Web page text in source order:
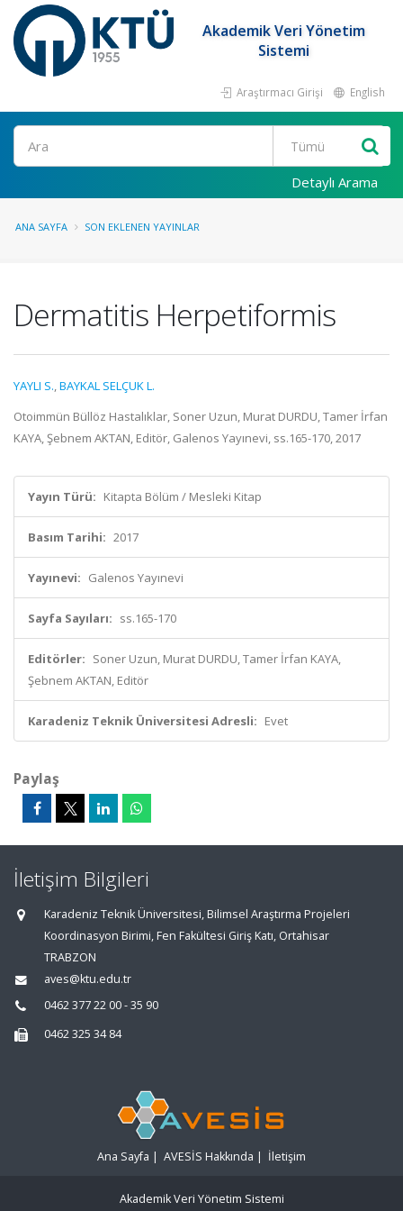
Akademik Veri Yönetim
Sistemi
Araştırmacı Girişi English
Ara
Detaylı Arama
ANA SAYFA SON EKLENEN YAYINLAR
Dermatitis Herpetiformis
YAYLI S.,BAYKAL SELÇUK L.
Otoimmün Büllöz Hastalıklar, Soner Uzun, Murat DURDU, Tamer İrfan
KAYA, Şebnem AKTAN, Editör, Galenos Yayınevi, ss.165-170, 2017
Yayın Türü: Kitapta Bölüm / Mesleki Kitap
Basım Tarihi: 2017
Yayınevi: Galenos Yayınevi
Sayfa Sayıları: ss.165-170
Editörler: Soner Uzun, Murat DURDU, Tamer İrfan KAYA,
Şebnem AKTAN, Editör
Karadeniz Teknik Üniversitesi Adresli: Evet
Paylaş
İletişim Bilgileri
Karadeniz Teknik Üniversitesi, Bilimsel Araştırma Projeleri
Koordinasyon Birimi, Fen Fakültesi Giriş Katı, Ortahisar
TRABZON
aves@ktu.edu.tr
0462 377 22 00 - 35 90
0462 325 34 84
Ana Sayfa | AVESİS Hakkında | İletişim
Akademik Veri Yönetim Sistemi